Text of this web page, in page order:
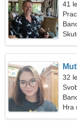
41
32
Hra